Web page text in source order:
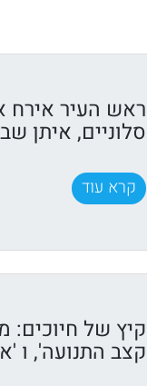
ראש העיר אירח
סלוניים, איתן
קרא עוד
קיץ של חיוכים:
קצב התנועה', ו